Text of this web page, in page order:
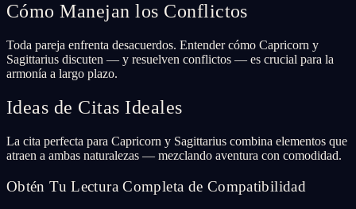
Cómo Manejan los Conflictos
Toda pareja enfrenta desacuerdos. Entender cómo Capricorn y
Sagittarius discuten — y resuelven conflictos — es crucial para la
armonía a largo plazo.
Ideas de Citas Ideales
La cita perfecta para Capricorn y Sagittarius combina elementos que
atraen a ambas naturalezas — mezclando aventura con comodidad.
Obtén Tu Lectura Completa de Compatibilidad